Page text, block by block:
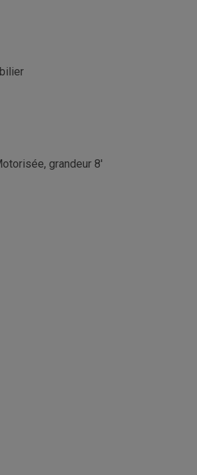
grandeur 8'